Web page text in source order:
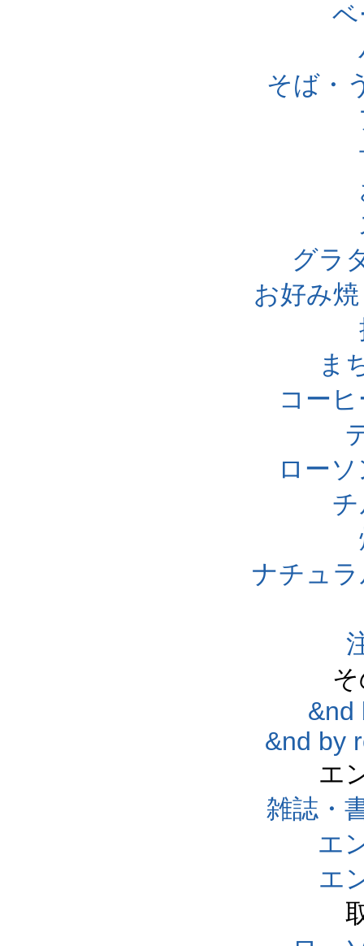
そば・
グラ
お好み
ま
コー
ロー
ナチュ
&nd
&nd by
エ
雑誌・
エ
エ